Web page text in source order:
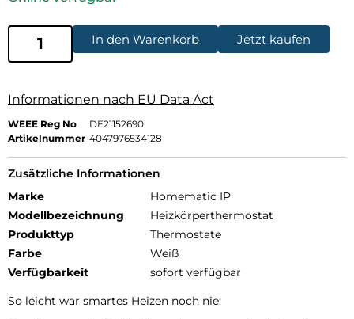
In den Warenkorb Jetzt kaufen
Informationen nach EU Data Act
WEEE Reg No
DE21152690
Artikelnummer 4047976534128
Zusätzliche Informationen
Marke
Homematic IP
Modellbezeichnung
Heizkörperthermostat
Produkttyp
Thermostate
Farbe
Weiß
Verfügbarkeit
sofort verfügbar
So leicht war smartes Heizen noch nie: